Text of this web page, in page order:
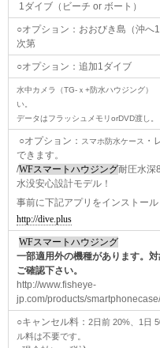
1ダイブ（ビーチ or ボート）
○オプション：おおびき島（沖
次第
○オプション：追加1ダイブ
水中カメラ（TG-ｘ+防水ハウジング
い。
データはフラッシュメモリorDVD渡し
○オプション： スマホ防水ケース
・
できます。
/WFスマートハウジング耐圧水深
水没安心設計モデル！
事前に下記アプリをインストール
http://dive.plus
WFスマートハウジング
一部適用外の機種があります。
ご確認下さい。
http://www.fisheye-
jp.com/products/
○キャンセル料： 2日前 20%、1日
ル料は不要です。